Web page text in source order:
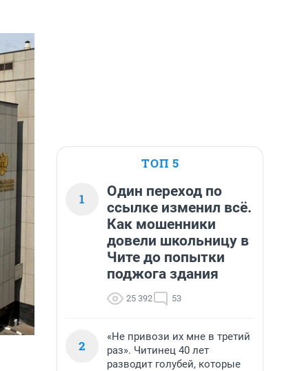
ТОП 5
1
Один переход по
ссылке изменил всё.
Как мошенники
довели школьницу в
Чите до попытки
поджога здания
25 392 53
2
«Не привози их мне в третий
раз». Читинец 40 лет
разводит голубей, которые